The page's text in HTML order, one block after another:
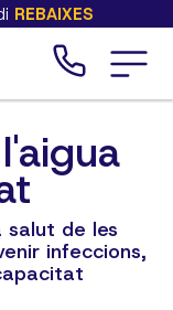
REBAIXES
salut de les
infeccions,